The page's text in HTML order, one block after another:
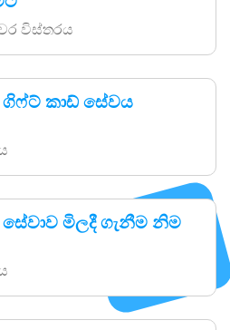
විස්තරය
කාඩ් සේවය
මිලදී ගැනීම නිම